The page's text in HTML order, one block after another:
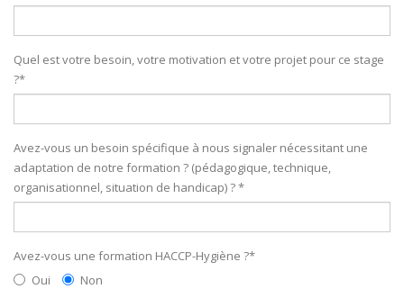
Quel est votre besoin, votre motivation et votre projet pour ce stage
?*
Avez-vous un besoin spécifique à nous signaler nécessitant une
adaptation de notre formation ? (pédagogique, technique,
organisationnel, situation de handicap) ?*
Avez-vous une formation HACCP-Hygiène ?*
Oui
Non